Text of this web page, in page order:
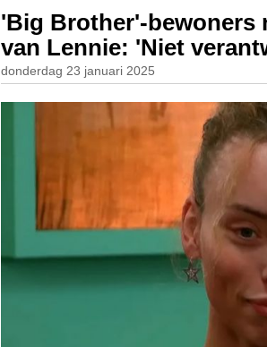
'Big Brother'-bewoners
van Lennie: 'Niet
donderdag 23 januari 2025